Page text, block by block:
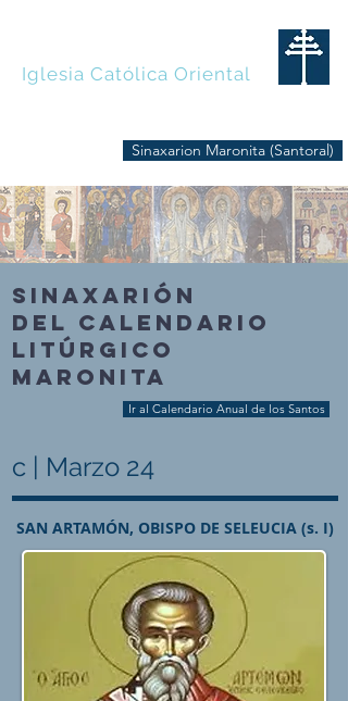
Iglesia Católica Oriental
Sinaxarion Maronita (Santoral)
SINAXARIÓN
DEL CALENDARIO
LITÚRGICO
MARONITA
Ir al Calendario Anual de los Santos
c | Marzo 24
SAN ARTAMÓN, OBISPO DE SELEUCIA (s. I)